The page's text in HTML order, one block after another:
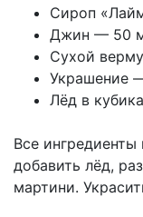
Сироп
Джин — 50
Сухой
Украшение
Лёд в
Все ингредиенты
добавить лёд,
мартини.